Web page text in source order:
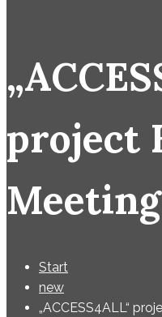
project
Meeting
Start
new
„ACCESS4ALL“